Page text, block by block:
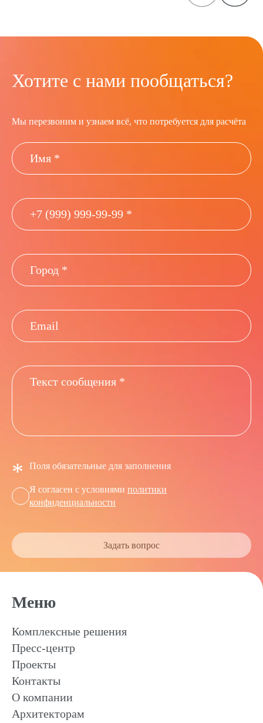
Хотите с нами пообщаться?
Мы перезвоним и узнаем всё, что потребуется для расчёта
Задать вопрос
* Поля обязательные для заполнения
Я согласен с условиями политики
конфиденциальности
Меню
Комплексные решения
Пресс-центр
Проекты
Контакты
О компании
Архитекторам